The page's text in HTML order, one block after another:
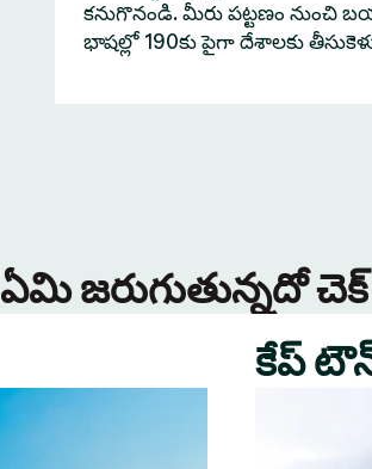
కనుగొనండి. మీరు పట్టణం నుంచి
భాషల్లో 190కు పైగా దేశాలకు
ఏమి జరుగుతున్నదో
కేప్